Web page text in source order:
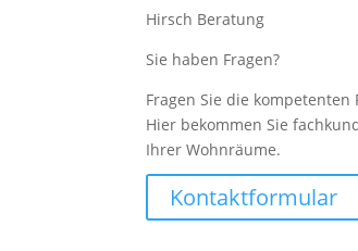
Hirsch Beratung
Sie haben Fragen?
Fragen Sie die
Hier bekommen Sie
Ihrer Wohnräume.
Kontaktformular